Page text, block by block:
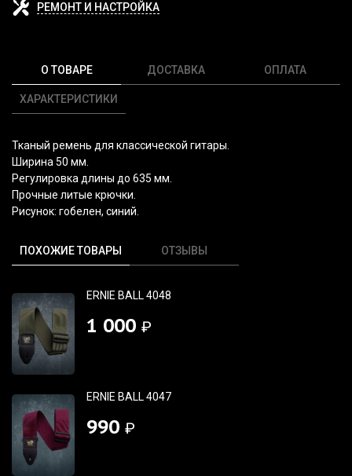
РЕМОНТ И НАСТРОЙКА
О ТОВАРЕ
ХАРАКТЕРИСТИКИ
ДОСТАВКА ОПЛАТА
Тканый ремень для классической гитары.
Ширина 50 мм.
Регулировка длины до 635 мм.
Прочные литые крючки.
Рисунок: гобелен, синий.
ПОХОЖИЕ ТОВАРЫ ОТЗЫВЫ
ERNIE BALL 4048
1 000 ₽
ERNIE BALL 4047
990 ₽